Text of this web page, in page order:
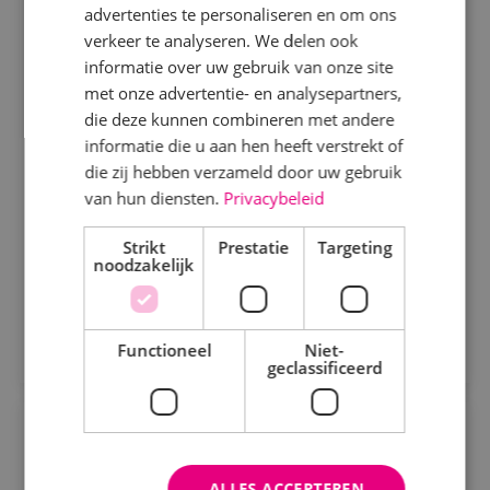
Specialisme
Beveiligingstechniek
Elektrotechniek
Energietechniek
Staf
Uren
Fulltime
Parttime
Projectcoördinator
werktuigbouwkunde
Werktuigbouwkunde MBO
Alphen a/d Rijn
Je draagt zorg voor afstemming met de
opdrachtgever. Daarnaast ondersteun je collega’s
technische ontwerp en de werkvoorbereiding voor
de uitvoering.
Bekijk vacature
Direct solliciteren
BIM-engineer elektrotechniek
Fulltime MBO
advertenties te personaliseren en om ons
verkeer te analyseren. We delen ook
informatie over uw gebruik van onze site
met onze advertentie- en analysepartners,
die deze kunnen combineren met andere
informatie die u aan hen heeft verstrekt of
die zij hebben verzameld door uw gebruik
van hun diensten. Privacybeleid
Strikt
noodzakelijk
Prestatie Targeting
Functioneel
Niet-
geclassificeerd